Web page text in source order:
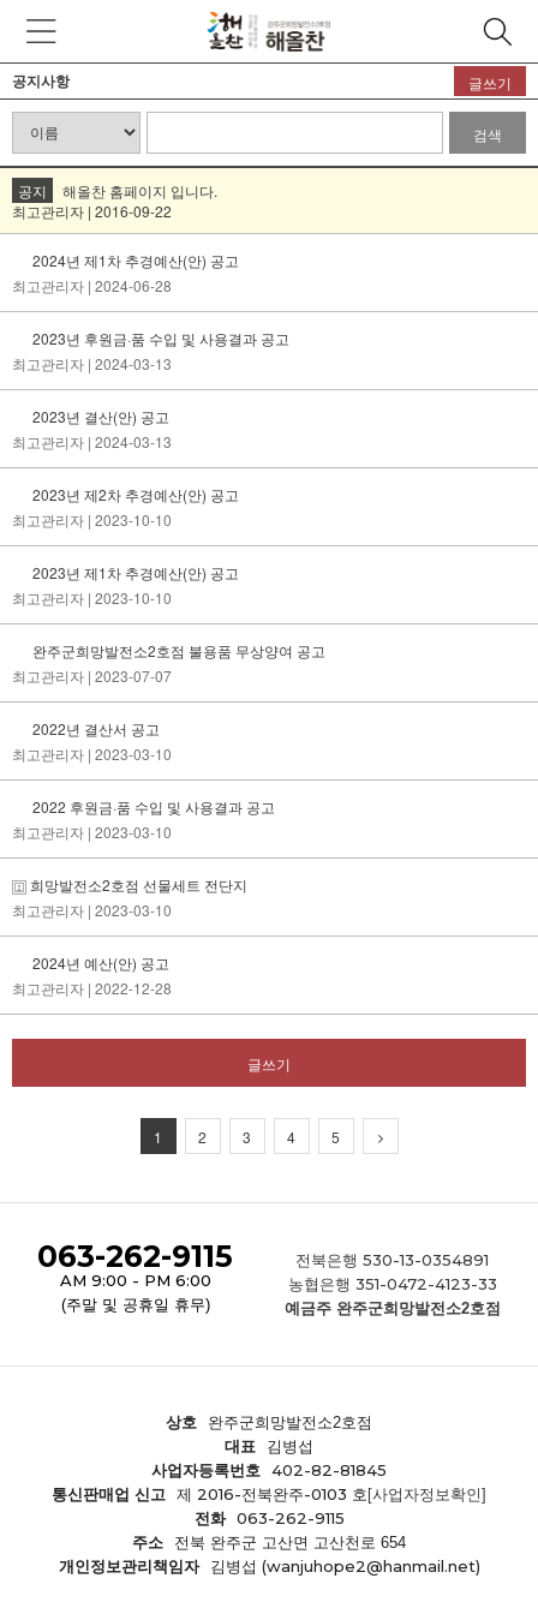
공지사항 글쓰기
검색
공지
해올찬 홈페이지 입니다.
최고관리자 | 2016-09-22
2024년 제1차 추경예산(안) 공고
최고관리자 | 2024-06-28
2023년 후원금·품 수입 및 사용결과 공고
최고관리자 | 2024-03-13
2023년 결산(안) 공고
최고관리자 | 2024-03-13
2023년 제2차 추경예산(안) 공고
최고관리자 | 2023-10-10
2023년 제1차 추경예산(안) 공고
최고관리자 | 2023-10-10
완주군희망발전소2호점 불용품 무상양여 공고
최고관리자 | 2023-07-07
2022년 결산서 공고
최고관리자 | 2023-03-10
2022 후원금·품 수입 및 사용결과 공고
최고관리자 | 2023-03-10
희망발전소2호점 선물세트 전단지
최고관리자 | 2023-03-10
2024년 예산(안) 공고
최고관리자 | 2022-12-28
글쓰기
1 2 3 4 5
063-262-9115
AM 9:00 - PM 6:00
(주말 및 공휴일 휴무)
전북은행530-13-0354891
농협은행 351-0472-4123-33
예금주 완주군희망발전소2호점
상호
완주군희망발전소2호점
대표
김병섭
사업자등록번호 402-82-81845
통신판매업 신고 제 2016-전북완주-0103 호 [사업자정보확인]
전화
063-262-9115
주소
전북 완주군 고산면 고산천로 654
개인정보관리책임자
김병섭 (wanjuhope2@hanmail.net)